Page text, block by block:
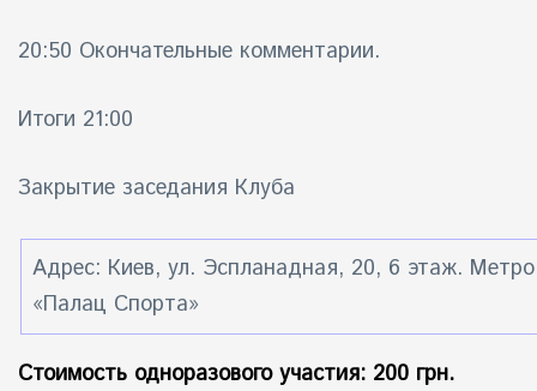
20:50 Окончательные комментарии.
Итоги 21:00
Закрытие заседания Клуба
Адрес: Киев, ул. Эспланадная, 20, 6 этаж. Метро
«Палац Спорта»
Стоимость одноразового участия: 200 грн.